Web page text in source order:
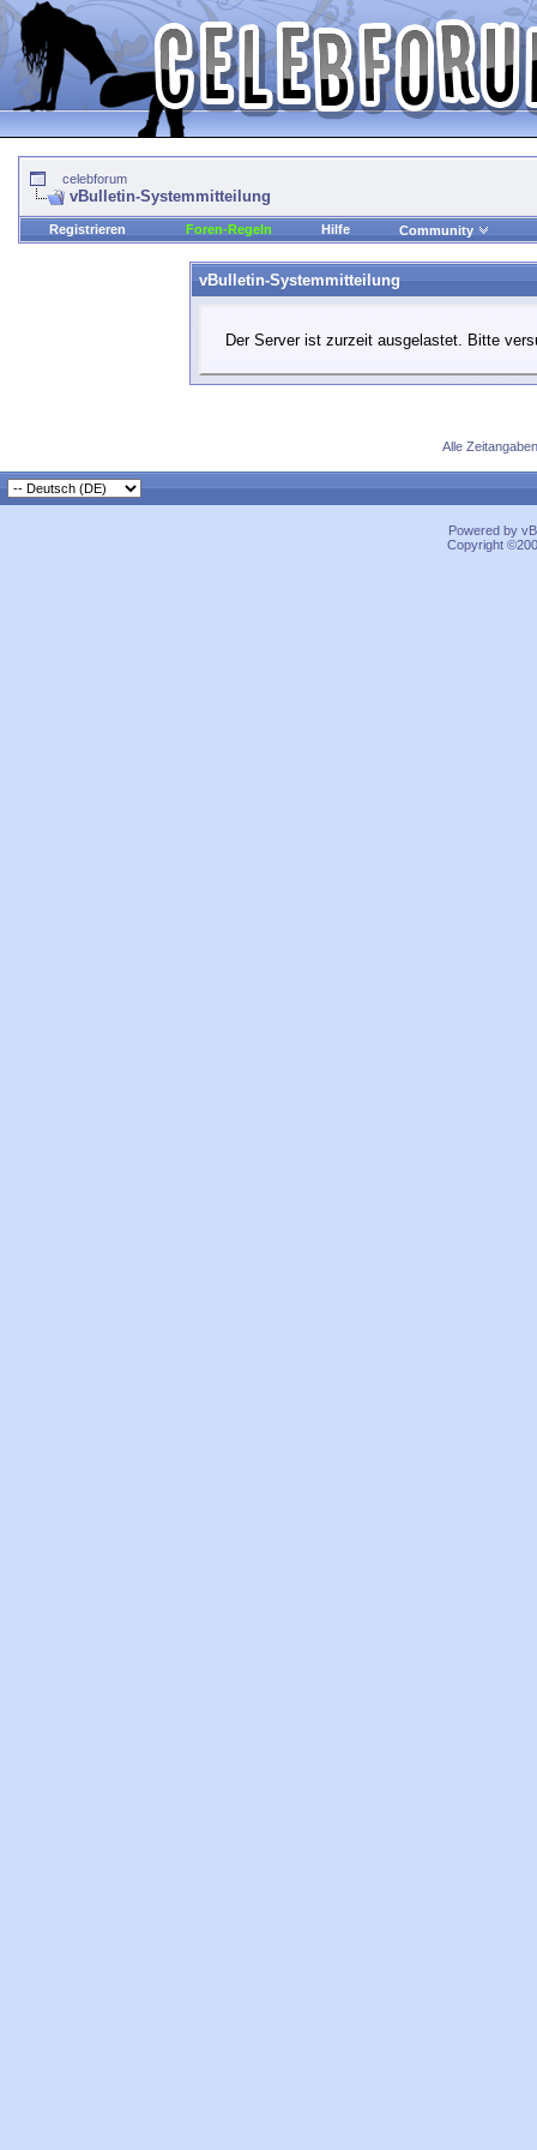
celebforum
vBulletin-Systemmitteilung
Registrieren Foren-Regeln Hilfe Community
vBulletin-Systemmitteilung
Der Server ist zurzeit ausgelastet. Bitte
Alle
Powered by
Copyright